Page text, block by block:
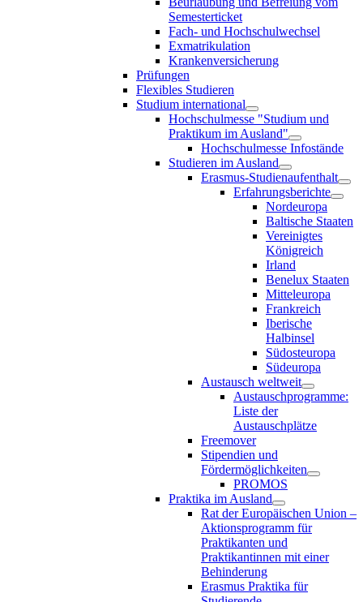
Semesterticket
Fach- und Hochschulwechsel
Exmatrikulation
Krankenversicherung
Prüfungen
Flexibles Studieren
Studium international
Hochschulmesse "Studium und
Praktikum im Ausland"
Hochschulmesse Infostände
Studieren im Ausland
Erasmus-Studienaufenthalt
Erfahrungsberichte
Nordeuropa
Baltische Staaten
Vereinigtes
Königreich
Irland
Benelux Staaten
Mitteleuropa
Frankreich
Iberische
Halbinsel
Südosteuropa
Südeuropa
Austausch weltweit
Austauschprogramme:
Liste der
Austauschplätze
Freemover
Stipendien und
Fördermöglichkeiten
PROMOS
Praktika im Ausland
Rat der Europäischen Union –
Aktionsprogramm für
Praktikanten und
Praktikantinnen mit einer
Behinderung
Erasmus Praktika für